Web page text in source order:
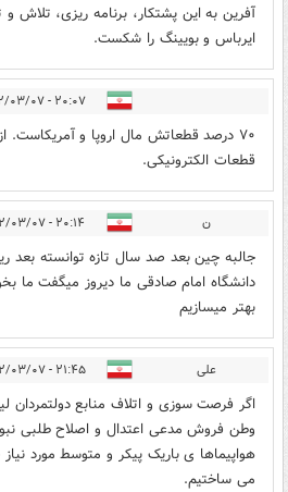
آفرین به این پشتکار، برنامه ریزی، تلاش
ایرباس و بویینگ را شکست.
۲۰:۰۷ - ۱۴۰۲/۰۳/۰۷
۷۰ درصد قطعاتش مال اروپا و آمریکاست.
قطعات الکترونیکی.
ن ۲۰:۱۴ - ۱۴۰۲/۰۳/۰۷
جالبه چین بعد صد سال تازه توانسته بعد
دانشگاه امام صادقی ما دیروز میگفت ما
بهتر میسازیم
علی ۲۱:۴۵ - ۱۴۰۲/۰۳/۰۷
اگر فرصت سوزی و اتلاف منابع دولتمردان
وطن فروش مدعی اعتدال و اصلاح طلبی
هواپیماها ی باریک پیکر و متوسط مورد نیاز
می ساختیم.